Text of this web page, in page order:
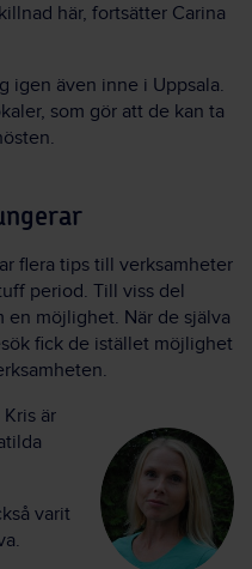
här, fortsätter Carina
igen även inne i Uppsala.
som gör att de kan ta
flera tips till verksamheter
period. Till viss del
en möjlighet. När de själva
fick de istället möjlighet
är
varit